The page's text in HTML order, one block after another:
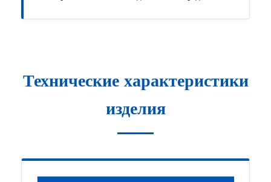
Технические характеристики
изделия